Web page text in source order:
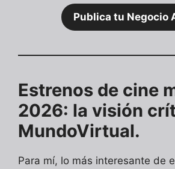
Publica tu Negocio
Estrenos de cine
2026: la visión
MundoVirtual.
Para mí, lo más interesante de